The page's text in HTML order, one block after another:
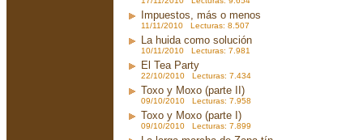
Impuestos, más o menos
11/11/2010 Lecturas: 8.507
La huida como solución
10/11/2010 Lecturas: 7.981
El Tea Party
22/10/2010 Lecturas: 7.434
Toxo y Moxo (parte II)
09/10/2010 Lecturas: 7.958
Toxo y Moxo (parte I)
09/10/2010 Lecturas: 7.899